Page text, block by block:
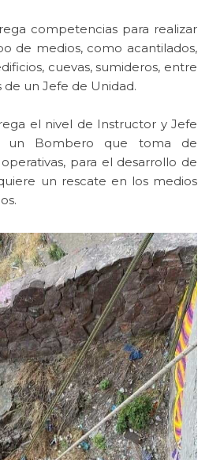
competencias para realizar
de medios, como acantilados,
cuevas, sumideros, entre
de un Jefe de Unidad.
el nivel de Instructor y Jefe
un Bombero que toma de
para el desarrollo de
un rescate en los medios